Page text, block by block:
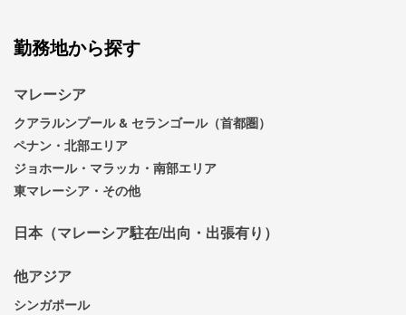
勤務地から探す
マレーシア
クアラルンプール & セランゴール（首都圏）
ペナン・北部エリア
ジョホール・マラッカ・南部エリア
東マレーシア・その他
日本（マレーシア駐在/出向・出張有り）
他アジア
シンガポール